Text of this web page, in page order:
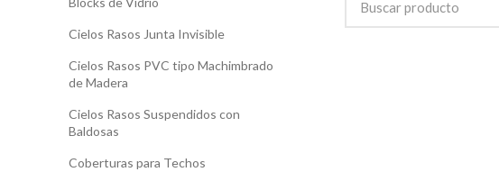
Cielos Rasos Junta Invisible
Cielos Rasos PVC tipo Machimbrado
de Madera
Cielos Rasos Suspendidos con
Baldosas
Coberturas para Techos